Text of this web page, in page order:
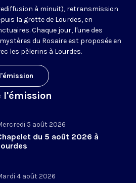
à minuit), retransmission
la grotte de Lourdes, en
Chaque jour, l'une des
du Rosaire est proposée en
les pèlerins à Lourdes.
l'émission
5 août 2026
du 5 août 2026 à
4 août 2026